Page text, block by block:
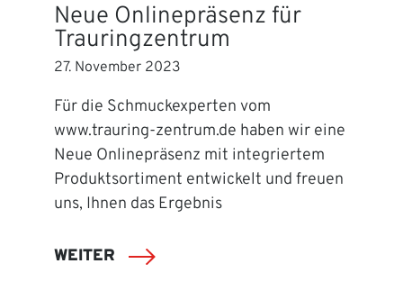
Neue Onlinepräsenz für
Trauringzentrum
27. November 2023
Für die Schmuckexperten vom
www.trauring-zentrum.de haben wir eine
Neue Onlinepräsenz mit integriertem
Produktsortiment entwickelt und freuen
uns, Ihnen das Ergebnis
WEITER